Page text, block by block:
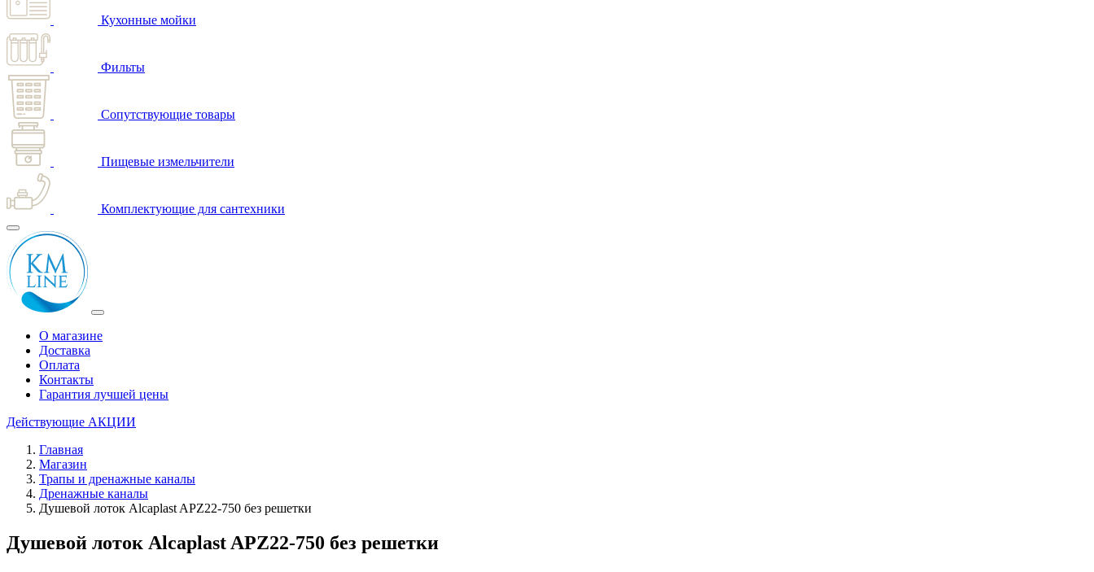
Кухонные мойки
Фильты
Сопутствующие товары
Пищевые измельчители
Комплектующие для сантехники
О магазине
Доставка
Оплата
Контакты
Гарантия лучшей цены
Действующие АКЦИИ
Главная
Магазин
Трапы и дренажные каналы
Дренажные каналы
Душевой лоток Alcaplast APZ22-750 без решетки
Душевой лоток Alcaplast APZ22-750 без решетки